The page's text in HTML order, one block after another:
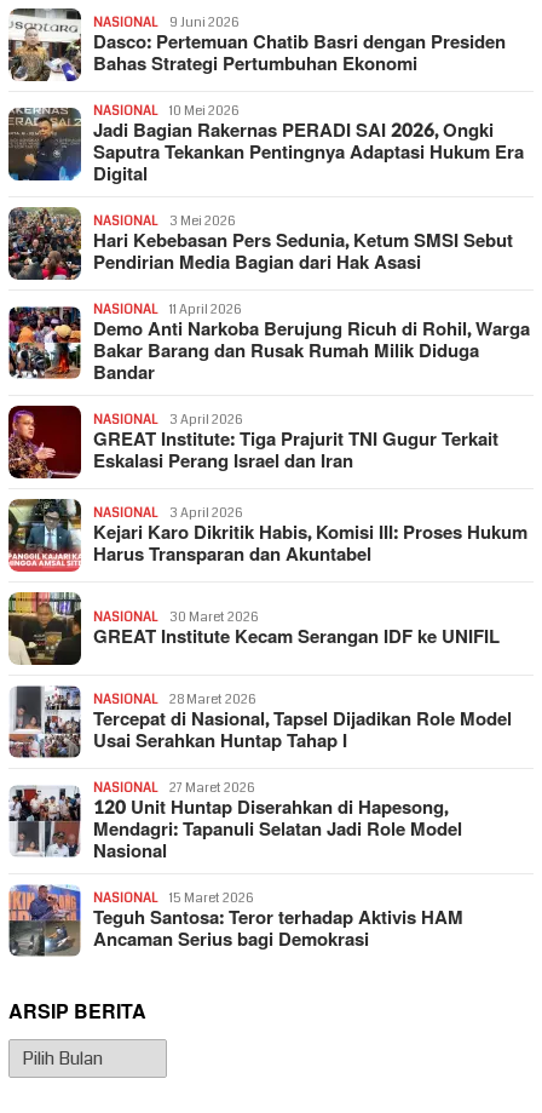
NASIONAL 9 Juni 2026
Dasco: Pertemuan Chatib Basri dengan Presiden
Bahas Strategi Pertumbuhan Ekonomi
NASIONAL 10 Mei 2026
Jadi Bagian Rakernas PERADI SAI 2026, Ongki
Saputra Tekankan Pentingnya Adaptasi Hukum Era
Digital
NASIONAL 3 Mei 2026
Hari Kebebasan Pers Sedunia, Ketum SMSI Sebut
Pendirian Media Bagian dari Hak Asasi
NASIONAL 11 April 2026
Demo Anti Narkoba Berujung Ricuh di Rohil, Warga
Bakar Barang dan Rusak Rumah Milik Diduga
Bandar
NASIONAL 3 April 2026
GREAT Institute: Tiga Prajurit TNI Gugur Terkait
Eskalasi Perang Israel dan Iran
NASIONAL 3 April 2026
Kejari Karo Dikritik Habis, Komisi III: Proses Hukum
Harus Transparan dan Akuntabel
NASIONAL 30 Maret 2026
GREAT Institute Kecam Serangan IDF ke UNIFIL
NASIONAL 28 Maret 2026
Tercepat di Nasional, Tapsel Dijadikan Role Model
Usai Serahkan Huntap Tahap I
NASIONAL 27 Maret 2026
120 Unit Huntap Diserahkan di Hapesong,
Mendagri: Tapanuli Selatan Jadi Role Model
Nasional
NASIONAL 15 Maret 2026
Teguh Santosa: Teror terhadap Aktivis HAM
Ancaman Serius bagi Demokrasi
ARSIP BERITA
Arsip
Berita